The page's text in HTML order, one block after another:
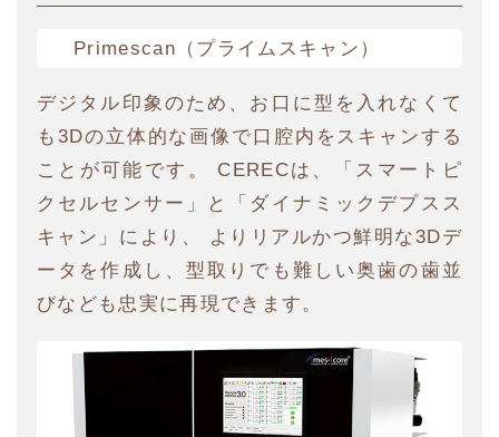
Primescan（プライムスキャン）
デジタル印象のため、お口に型を入れなくて
も3Dの立体的な画像で口腔内をスキャンする
ことが可能です。 CERECは、「スマートピ
クセルセンサー」と「ダイナミックデプスス
キャン」により、 よりリアルかつ鮮明な3Dデ
ータを作成し、型取りでも難しい奥歯の歯並
びなども忠実に再現できます。